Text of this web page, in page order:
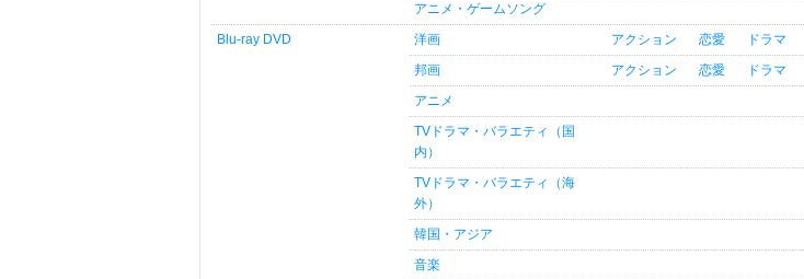
アニメ・ゲームソング
Blu-ray DVD
洋画 アクション 恋愛
ドラマ
邦画
アクション 恋愛
ドラマ
アニメ
TVドラマ・バラエティ（国
内）
TVドラマ・バラエティ（海
外）
韓国・アジア
音楽